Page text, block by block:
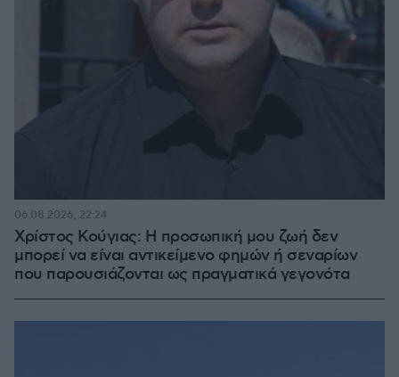
Χρίστος Κούγιας: Η προσωπική μου ζωή δεν
μπορεί να είναι αντικείμενο φημών ή σεναρίων
που παρουσιάζονται ως πραγματικά γεγονότα
06.08.2026, 22:24